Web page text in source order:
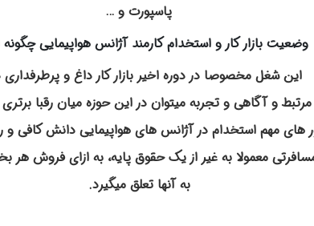
پاسپورت و …
وضعیت بازار کار و استخدام کارمند آژانس هواپیمایی
این شغل مخصوصا در دوره اخیر بازار کار داغ و پرطرفداری
و آگاهی و تجربه میتوان در این حوزه میان رقبا
های مهم استخدام در آژانس های هواپیمایی دانش کافی
معمولا به غیر از یک حقوق پایه، به ازای فروش
به آنها تعلق میگیرد.